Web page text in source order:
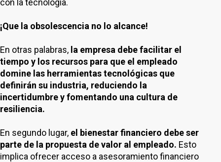
con la tecnología.
¡Que la obsolescencia no lo alcance!
En otras palabras, la empresa debe facilitar el
tiempo y los recursos para que el empleado
domine las herramientas tecnológicas que
definirán su industria, reduciendo la
incertidumbre y fomentando una cultura de
resiliencia.
En segundo lugar, el bienestar financiero debe ser
parte de la propuesta de valor al empleado. Esto
implica ofrecer acceso a asesoramiento financiero